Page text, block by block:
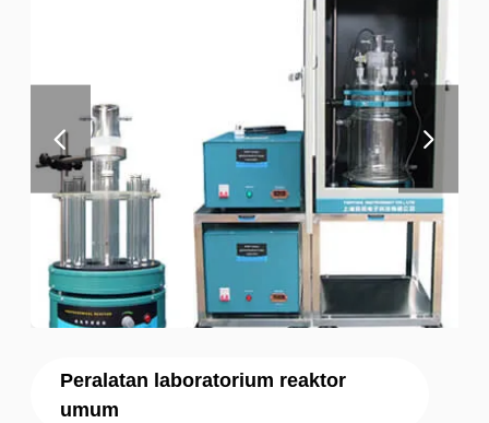
Peralatan laboratorium reaktor
umum